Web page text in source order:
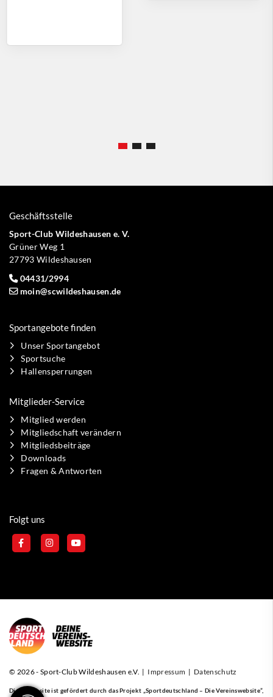
Geschäftsstelle
Sport-Club Wildeshausen e. V.
Grüner Weg 1
27793 Wildeshausen
04431/2994
moin@scwildeshausen.de
Sportangebote finden
Unser Sportangebot
Sportsuche
Hallensperrungen
Mitglieder-Service
Mitglied werden
Mitgliedschaft verändern
Mitgliedsbeiträge
Downloads
Fragen & Antworten
Folgt uns
© 2026 - Sport-Club Wildeshausen e.V. | Impressum | Datenschutz
Diese Website ist gefördert durch das Projekt „Sportdeutschland – Die Vereinswebsite”,